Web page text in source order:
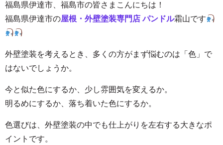
福島県伊達市、福島市の皆さまこんにちは！
福島県伊達市の屋根・外壁塗装専門店 パンドル霜山です
外壁塗装を考えるとき、多くの方がまず悩むのは「色」で
はないでしょうか。
今と似た色にするか、少し雰囲気を変えるか。
明るめにするか、落ち着いた色にするか。
色選びは、外壁塗装の中でも仕上がりを左右する大きなポ
イントです。